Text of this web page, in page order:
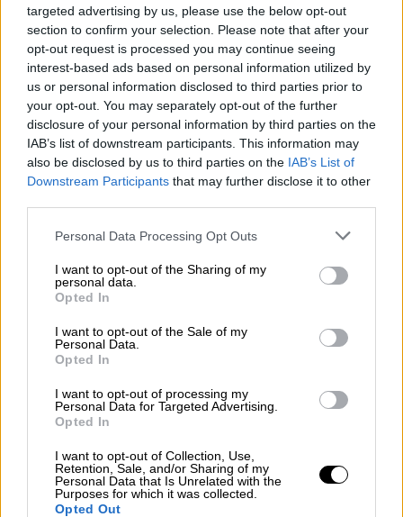
targeted advertising by us, please use the below opt-out
section to confirm your selection. Please note that after your
opt-out request is processed you may continue seeing
interest-based ads based on personal information utilized by
us or personal information disclosed to third parties prior to
your opt-out. You may separately opt-out of the further
disclosure of your personal information by third parties on the
IAB’s list of downstream participants. This information may
also be disclosed by us to third parties on the IAB’s List of
Downstream Participants that may further disclose it to other
Please note that this website/app uses one or more Google
not limited to your visit or usage behaviour. You may click to
grant or deny consent to Google and its third-party tags to
use your data for below specified purposes in below Google
consent section.
Personal Data Processing Opt Outs
I want to opt-out of the Sharing of my
personal data.
Opted In
I want to opt-out of the Sale of my
Personal Data.
Opted In
I want to opt-out of processing my
Personal Data for Targeted Advertising.
Opted In
I want to opt-out of Collection, Use,
Retention, Sale, and/or Sharing of my
Personal Data that Is Unrelated with the
Purposes for which it was collected.
Opted Out
Ιστορία|30.05.2023 22:17
Τιτανικός: Βρέθηκε περιδέραιο με δόντι
από τον εξαφανισμένο καρχαρία
Μεγαλόδοντα – Σπουδαίο εύρημα στο
ναυάγιο
Η εταιρεία που ανέλαβε να «χαρτογραφήσει»
σε 3D υλικό το ναυάγιο του Τιτανικού
έφτασε σε μια πρωτοφανή ανακάλυψη - Οι
αμφιβολίες των ειδικών για το εύρημα που
δεν μπορεί να ανασυρθεί